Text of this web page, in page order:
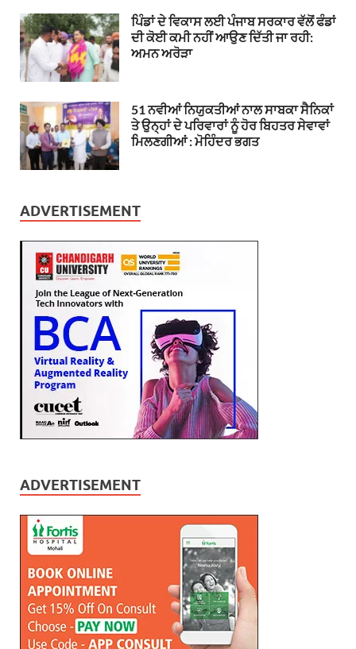
ਪਿੰਡਾਂ ਦੇ ਵਿਕਾਸ ਲਈ ਪੰਜਾਬ ਸਰਕਾਰ ਵੱਲੋਂ ਫੰਡਾਂ
ਦੀ ਕੋਈ ਕਮੀ ਨਹੀਂ ਆਉਣ ਦਿੱਤੀ ਜਾ ਰਹੀ:
ਅਮਨ ਅਰੋੜਾ
51 ਨਵੀਆਂ ਨਿਯੁਕਤੀਆਂ ਨਾਲ ਸਾਬਕਾ ਸੈਨਿਕਾਂ
ਤੇ ਉਨ੍ਹਾਂ ਦੇ ਪਰਿਵਾਰਾਂ ਨੂੰ ਹੋਰ ਬਿਹਤਰ ਸੇਵਾਵਾਂ
ਮਿਲਣਗੀਆਂ : ਮੋਹਿੰਦਰ ਭਗਤ
ADVERTISEMENT
ADVERTISEMENT